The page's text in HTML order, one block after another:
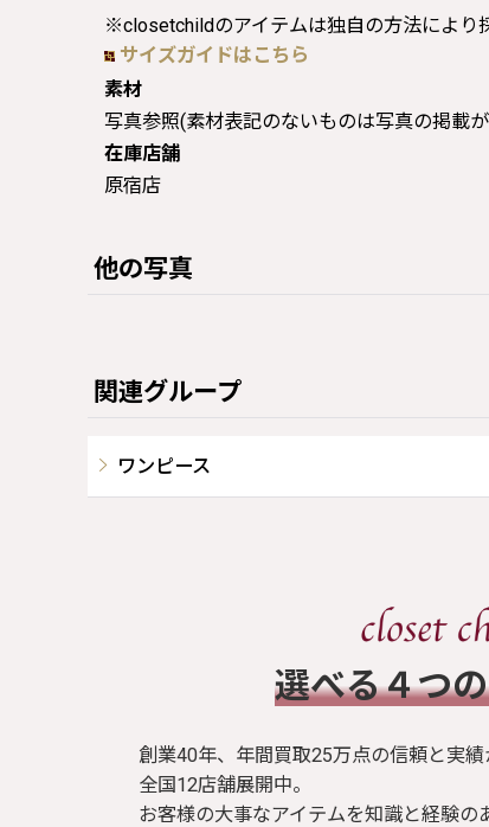
※closetchildのアイテムは独自の方法により
サイズガイドはこちら
素材
写真参照(素材表記のないものは写真の掲載
在庫店舗
原宿店
他の写真
関連グループ
ワンピース
選べる４つ
創業40年、年間買取25万点の信頼と実
全国12店舗展開中。
お客様の大事なアイテムを知識と経験